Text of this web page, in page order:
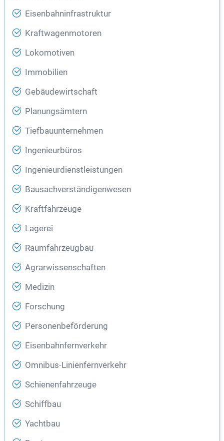
Eisenbahninfrastruktur
Kraftwagenmotoren
Lokomotiven
Immobilien
Gebäudewirtschaft
Planungsämtern
Tiefbauunternehmen
Ingenieurbüros
Ingenieurdienstleistungen
Bausachverständigenwesen
Kraftfahrzeuge
Lagerei
Raumfahrzeugbau
Agrarwissenschaften
Medizin
Forschung
Personenbeförderung
Eisenbahnfernverkehr
Omnibus-Linienfernverkehr
Schienenfahrzeuge
Schiffbau
Yachtbau